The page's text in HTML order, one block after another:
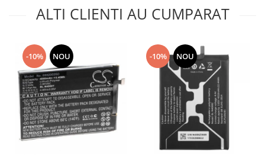
Vodafone
Touchscreen
Acer
ALCATEL
Allview
Blackberry
E-BODA
ALTI CLIENTI AU CUMPARAT
-10% NOU -10% NOU